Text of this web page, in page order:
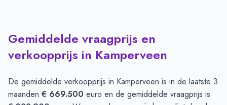
Gemiddelde vraagprijs en
verkoopprijs in Kamperveen
De gemiddelde verkoopprijs in Kamperveen is in de laatste 3
maanden € 669.500 euro en de gemiddelde vraagprijs is